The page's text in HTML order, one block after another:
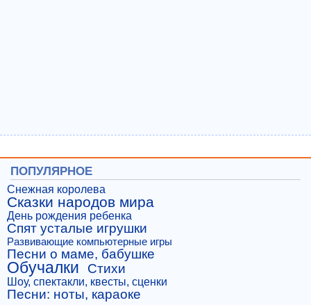
ПОПУЛЯРНОЕ
Снежная королева
Сказки народов мира
День рождения ребенка
Спят усталые игрушки
Развивающие компьютерные игры
Песни о маме, бабушке
Обучалки Стихи
Шоу, спектакли, квесты, сценки
Песни: ноты, караоке